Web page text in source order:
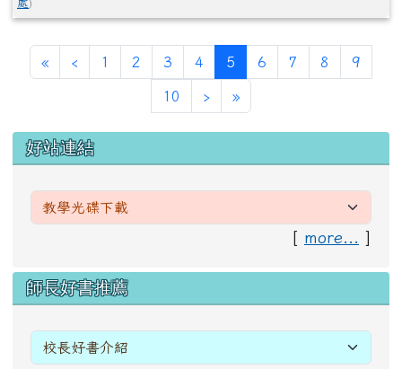
處)
«第一頁
‹ 上一頁
1 2 3 4 5 (目前頁次)
6 7 8 9
10 ›下一頁
»最後頁
左邊區域內容
好站連結
[ more... ]
右邊區域內容
師長好書推薦